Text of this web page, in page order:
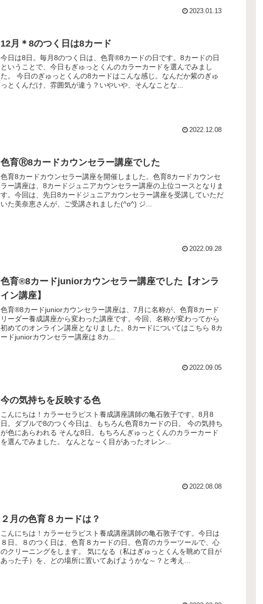
2023.01.13
12月＊8のつく日は8カード
今日は8日。毎月8のつく日は、色育®8カードの日です。8カードの日
ということで、今日もぎゅっとくんのカラーカードを選んでみまし
た。 今日のぎゅっとくんの8カードはこんな感じ。なんだか紫のぎゅ
っとくんだけ、雰囲気が違う？いやいや、そんなことな...
2022.12.08
色育Ⓡ8カードカウンセラー講座でした
色育8カードカウンセラー講座を開催しました。色育8カードカウンセ
ラー講座は、8カードジュニアカウンセラー講座の上位コースとなりま
す。今回は、先日8カードジュニアカウンセラー講座を受講していただ
いた美奈恵さんが、ご受講されました(^o^) ジ...
2022.09.28
色育®8カードjuniorカウンセラー講座でした【オンラ
イン講座】
色育®8カードjuniorカウンセラー講座は、7月に名称が、色育8カード
リーダー養成講座から変わった講座です。今回、名称が変わってから
初めてのオンライン講座となりました。8カードについてはこちら 8カ
ードjuniorカウンセラー講座は 8カ...
2022.09.05
今の気持ちを反映する色
こんにちは！カラーセラピスト養成講座講師の亀石敦子です。8月8
日。ダブルで8のつく今日は、もちろん色育8カードの日。 今の気持ち
が色にあらわれる そんな8日。もちろんぎゅっとくんのカラーカード
を選んでみました。 なんとな～く目があったオレン...
2022.08.08
２月の色育８カードは？
こんにちは！カラーセラピスト養成講座講師の亀石敦子です。今日は
８日。８のつく日は、色育８カードの日。色育のカラーツールで、心
のクリーニングをします。 気になる（私はぎゅっとくんを眺めて目が
あった子）を、どの場所に置いてあげようかな～？と考え...